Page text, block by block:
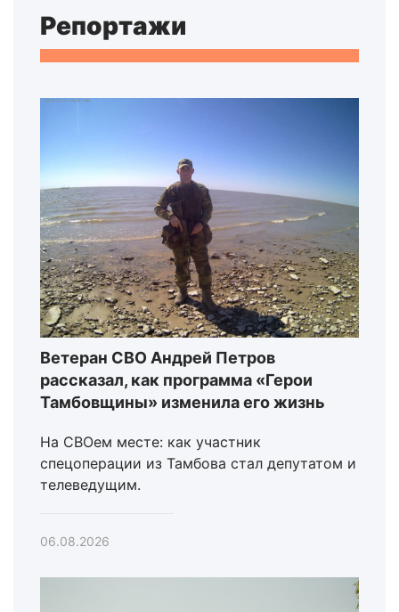
Репортажи
Ветеран СВО Андрей Петров
рассказал, как программа «Герои
Тамбовщины» изменила его жизнь
На СВОем месте: как участник
спецоперации из Тамбова стал депутатом и
телеведущим.
06.08.2026